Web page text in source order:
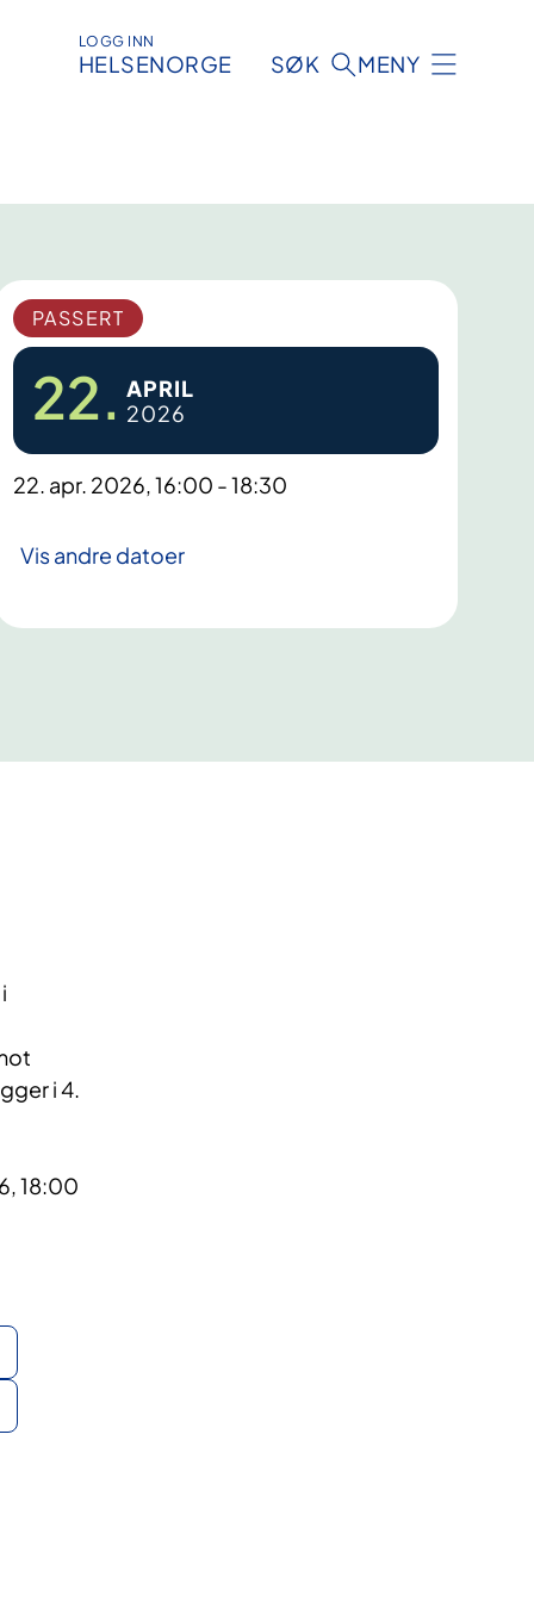
LOGG INN
HELSENORGE SØK MENY
PASSERT
22. APRIL
2026
22. apr. 2026, 16:00 - 18:30
Vis andre datoer
i 4.
18:00